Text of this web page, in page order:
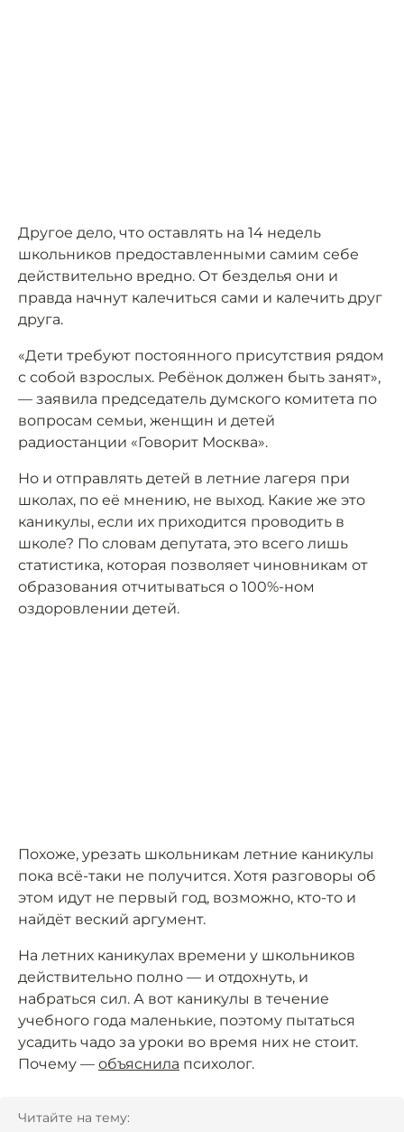
Другое дело, что оставлять на 14 недель
школьников предоставленными самим себе
действительно вредно. От безделья они и
правда начнут калечиться сами и калечить друг
друга.
«Дети требуют постоянного присутствия рядом
с собой взрослых. Ребёнок должен быть занят»,
— заявила председатель думского комитета по
вопросам семьи, женщин и детей
радиостанции «Говорит Москва».
Но и отправлять детей в летние лагеря при
школах, по её мнению, не выход. Какие же это
каникулы, если их приходится проводить в
школе? По словам депутата, это всего лишь
статистика, которая позволяет чиновникам от
образования отчитываться о 100%-ном
оздоровлении детей.
Похоже, урезать школьникам летние каникулы
пока всё-таки не получится. Хотя разговоры об
этом идут не первый год, возможно, кто-то и
найдёт веский аргумент.
На летних каникулах времени у школьников
действительно полно — и отдохнуть, и
набраться сил. А вот каникулы в течение
учебного года маленькие, поэтому пытаться
усадить чадо за уроки во время них не стоит.
Почему — объяснила психолог.
Читайте на тему: